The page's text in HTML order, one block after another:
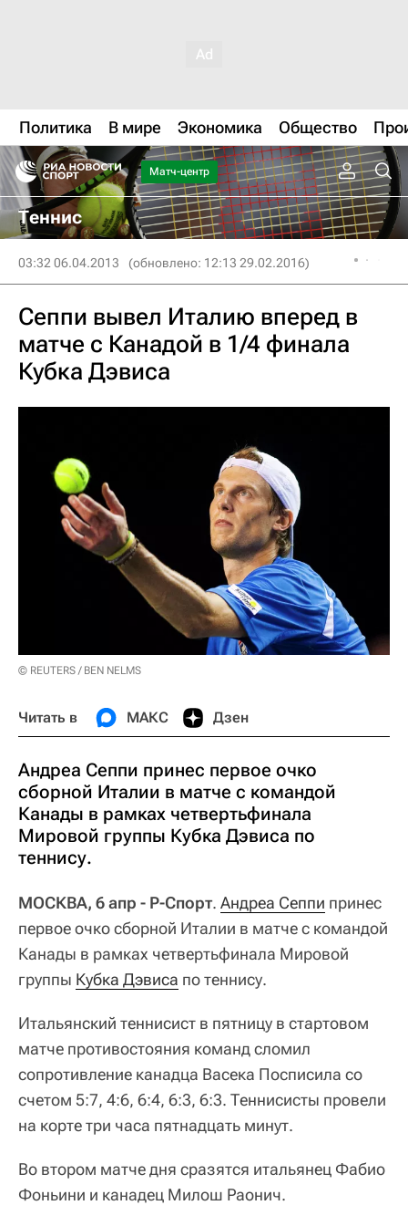
Политика В мире Экономика Общество
Матч-центр
Теннис
03:32 06.04.2013 (обновлено: 12:13 29.02.2016)
Сеппи вывел Италию вперед в
матче с Канадой в 1/4 финала
Кубка Дэвиса
© REUTERS / BEN NELMS
Читать в МАКС Дзен
Андреа Сеппи принес первое очко
сборной Италии в матче с командой
Канады в рамках четвертьфинала
Мировой группы Кубка Дэвиса по
теннису.
МОСКВА, 6 апр - Р-Спорт. Андреа Сеппи принес
первое очко сборной Италии в матче с командой
Канады в рамках четвертьфинала Мировой
группы Кубка Дэвиса по теннису.
Итальянский теннисист в пятницу в стартовом
матче противостояния команд сломил
сопротивление канадца Васека Посписила со
счетом 5:7, 4:6, 6:4, 6:3, 6:3. Теннисисты провели
на корте три часа пятнадцать минут.
Во втором матче дня сразятся итальянец Фабио
Фоньини и канадец Милош Раонич.